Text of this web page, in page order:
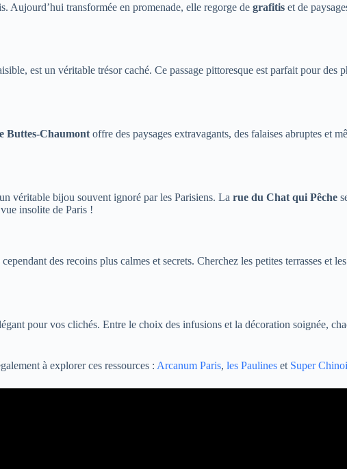
Aujourd’hui transformée en promenade, elle regorge de grafitis et de
est un véritable trésor caché. Ce passage pittoresque est parfait pour
Buttes-Chaumont offre des paysages extravagants, des falaises abruptes et
véritable bijou souvent ignoré par les Parisiens. La rue du Chat qui Pêche
insolite de Paris !
des recoins plus calmes et secrets. Cherchez les petites terrasses et
pour vos clichés. Entre le choix des infusions et la décoration soignée,
à explorer ces ressources : Arcanum Paris, les Paulines et Super